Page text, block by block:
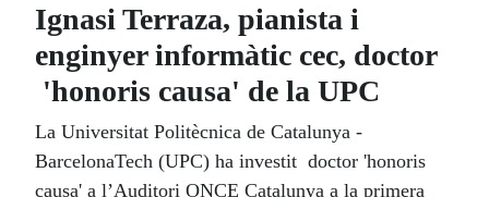
Ignasi Terraza, pianista i
enginyer informàtic cec, doctor
'honoris causa' de la UPC
La Universitat Politècnica de Catalunya -
BarcelonaTech (UPC) ha investit doctor 'honoris
causa' a l’Auditori ONCE Catalunya a la primera